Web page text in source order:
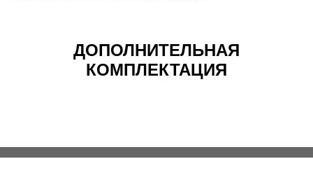
ДОПОЛНИТЕЛЬНАЯ
КОМПЛЕКТАЦИЯ